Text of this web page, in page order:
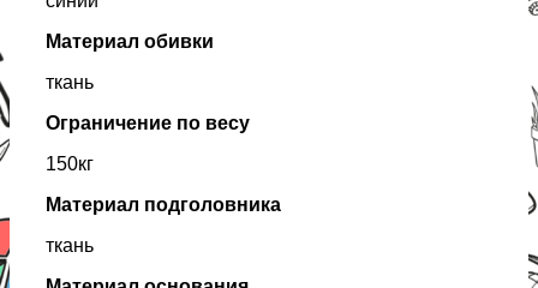
Материал обивки
ткань
Ограничение по весу
150кг
Материал подголовника
ткань